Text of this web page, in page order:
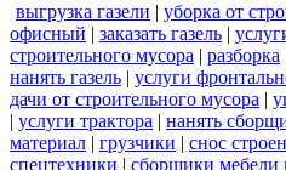
выгрузка газели | уборка от
офисный | заказать газель |
строительного мусора | разборка
нанять газель | услуги
дачи от строительного мусора |
| услуги трактора | нанять
материал | грузчики | снос
спецтехники | сборщики мебели